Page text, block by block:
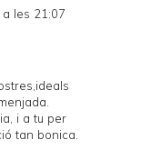
les 21:07
i a tu per
tan bonica.